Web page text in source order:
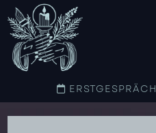
ERSTGESPRÄCH